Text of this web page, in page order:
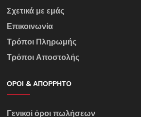
Σχετικά με εμάς
Επικοινωνία
Τρόποι Πληρωμής
Τρόποι Αποστολής
ΌΡΟΙ & ΑΠΌΡΡΗΤΟ
Γενικοί όροι πωλήσεων